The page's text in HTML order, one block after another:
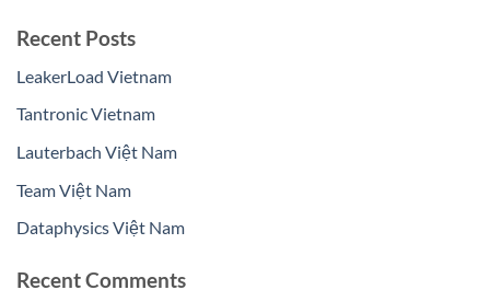
Recent Posts
LeakerLoad Vietnam
Tantronic Vietnam
Lauterbach Việt Nam
Team Việt Nam
Dataphysics Việt Nam
Recent Comments